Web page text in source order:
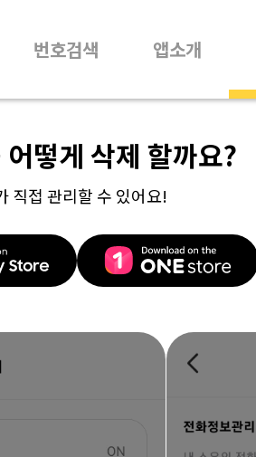
번호검색 앱소개
떻게 삭제 할까요?
직접 관리할 수 있어요!